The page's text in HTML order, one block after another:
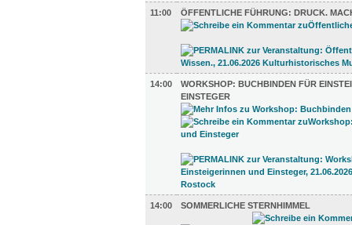
11:00 ÖFFENTLICHE FÜHRUNG: DRUCK.
14:00
WORKSHOP: BUCHBINDEN FÜR
EINSTEGER
14:00 SOMMERLICHE STERNHIMMEL